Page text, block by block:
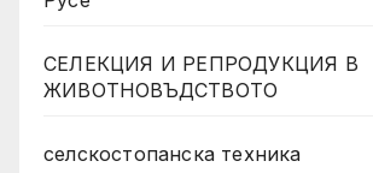
СЕЛЕКЦИЯ И РЕПРОДУКЦИЯ В
ЖИВОТНОВЪДСТВОТО
селскостопанска техника